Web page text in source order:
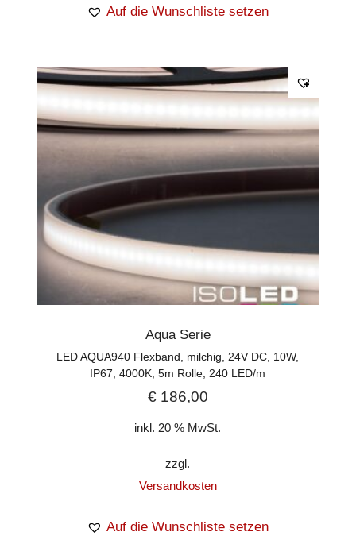
Auf die Wunschliste setzen
Aqua Serie
LED AQUA940 Flexband, milchig, 24V DC, 10W,
IP67, 4000K, 5m Rolle, 240 LED/m
€186,00
inkl. 20 % MwSt.
zzgl.
Versandkosten
Auf die Wunschliste setzen